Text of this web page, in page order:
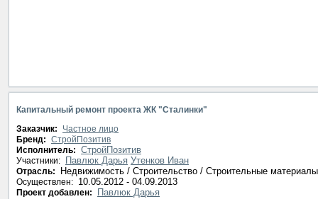
Капитальный ремонт проекта ЖК "Сталинки"
Заказчик:
Частное лицо
Бренд: СтройПозитив
Исполнитель: СтройПозитив
Участники: Павлюк Дарья Утенков Иван
Отрасль: Недвижимость / Строительство / Строительные материалы
Осуществлен: 10.05.2012 - 04.09.2013
Проект добавлен: Павлюк Дарья